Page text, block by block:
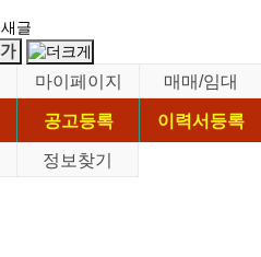
새글
마이페이지
매매/임대
공고등록
이력서등록
정보찾기